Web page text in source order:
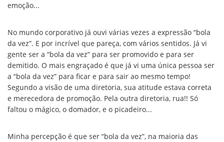
emoção...
No mundo corporativo já ouvi várias vezes a expressão “bola
da vez”. E por incrível que pareça, com vários sentidos. Já vi
gente ser a “bola da vez” para ser promovido e para ser
demitido. O mais engraçado é que já vi uma única pessoa ser
a “bola da vez” para ficar e para sair ao mesmo tempo!
Segundo a visão de uma diretoria, sua atitude estava correta
e merecedora de promoção. Pela outra diretoria, rua!! Só
faltou o mágico, o domador, e o picadeiro...
Minha percepção é que ser “bola da vez”, na maioria das